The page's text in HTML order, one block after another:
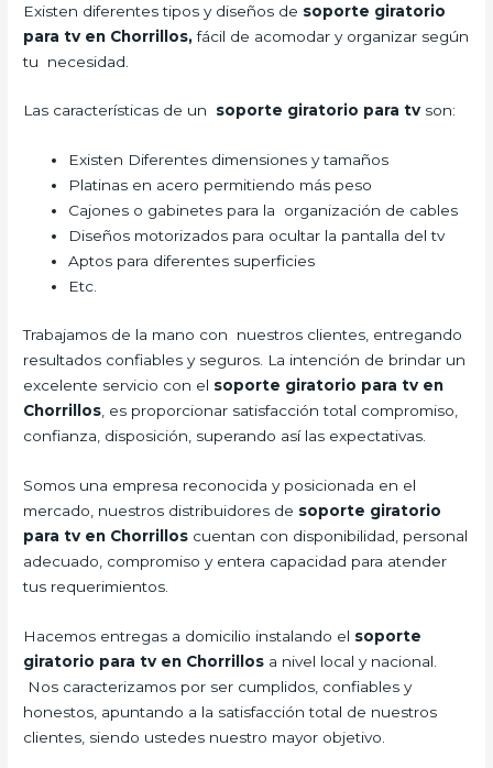
Existen diferentes tipos y diseños de soporte giratorio
para tv en Chorrillos,fácil de acomodar y organizar según
tu necesidad.
Las características de un soporte giratorio para tv son:
Existen Diferentes dimensiones y tamaños
Platinas en acero permitiendo más peso
Cajones o gabinetes para la organización de cables
Diseños motorizados para ocultar la pantalla del tv
Aptos para diferentes superficies
Etc.
Trabajamos de la mano con nuestros clientes, entregando
resultados confiables y seguros. La intención de brindar un
excelente servicio con el soporte giratorio para tv en
Chorrillos , es proporcionar satisfacción total compromiso,
confianza, disposición, superando así las expectativas.
Somos una empresa reconocida y posicionada en el
mercado, nuestros distribuidores de soporte giratorio
para tv en Chorrillos cuentan con disponibilidad, personal
adecuado, compromiso y entera capacidad para atender
tus requerimientos.
Hacemos entregas a domicilio instalando el soporte
giratorio para tv en Chorrillos a nivel local y nacional.
Nos caracterizamos por ser cumplidos, confiables y
honestos, apuntando a la satisfacción total de nuestros
clientes, siendo ustedes nuestro mayor objetivo.